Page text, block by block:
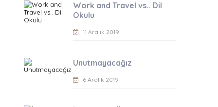
Work and Travel vs.. Dil
Okulu
11 Aralık 2019
Unutmayacağız
6 Aralık 2019